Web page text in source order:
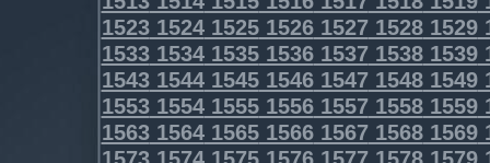
1523152415251526152715281529
1533153415351536153715381539
1543154415451546154715481549
1553155415551556155715581559
1563156415651566156715681569